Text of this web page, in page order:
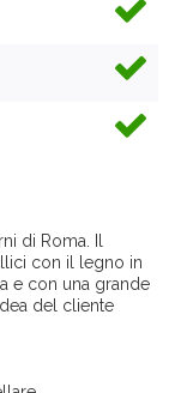
di Roma. Il
con il legno in
e con una grande
del cliente